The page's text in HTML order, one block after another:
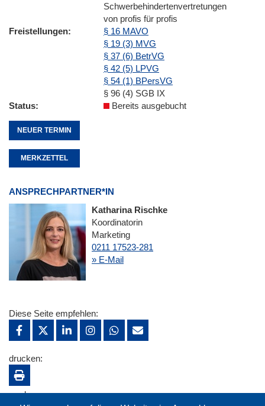
Schwerbehindertenvertretungen
von profis für profis
Freistellungen
§ 16 MAVO
§ 19 (3) MVG
§ 37 (6) BetrVG
§ 42 (5) LPVG
§ 54 (1) BPersVG
§ 96 (4) SGB IX
Status
Bereits ausgebucht
NEUER TERMIN
MERKZETTEL
ANSPRECHPARTNER*IN
Katharina Rischke
Koordinatorin
Marketing
0211 17523-281
» E-Mail
Diese Seite empfehlen:
drucken:
merken: